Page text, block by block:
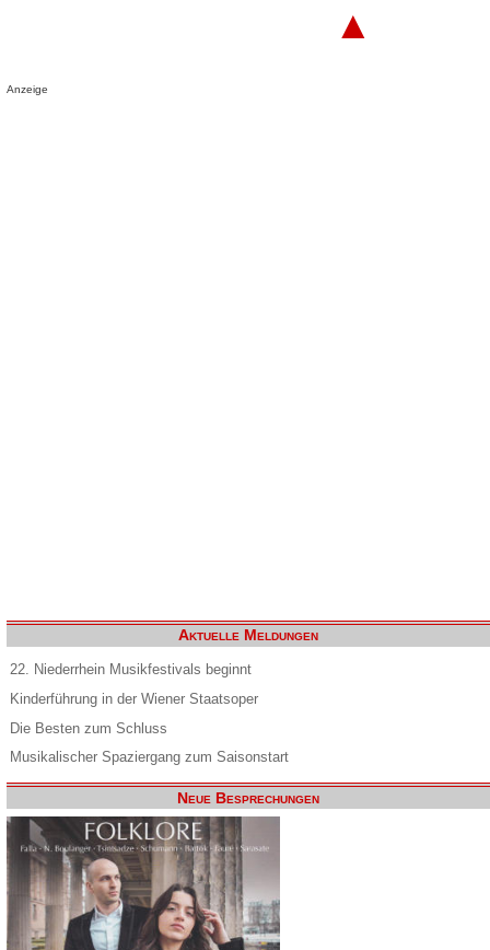
▲
Anzeige
Aktuelle Meldungen
22. Niederrhein Musikfestivals beginnt
Kinderführung in der Wiener Staatsoper
Die Besten zum Schluss
Musikalischer Spaziergang zum Saisonstart
Neue Besprechungen